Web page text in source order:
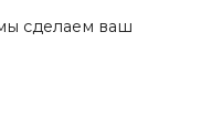
сделаем ваш